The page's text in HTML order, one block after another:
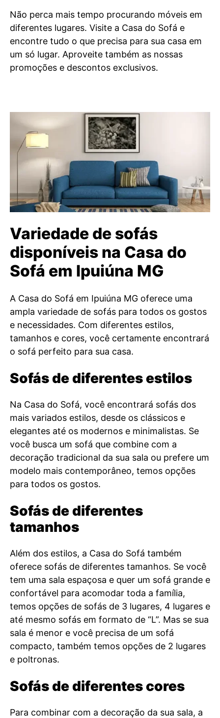
Não perca mais tempo procurando móveis em
diferentes lugares. Visite a Casa do Sofá e
encontre tudo o que precisa para sua casa em
um só lugar. Aproveite também as nossas
promoções e descontos exclusivos.
Variedade de sofás
disponíveis na Casa do
Sofá em Ipuiúna MG
A Casa do Sofá em Ipuiúna MG oferece uma
ampla variedade de sofás para todos os gostos
e necessidades. Com diferentes estilos,
tamanhos e cores, você certamente encontrará
o sofá perfeito para sua casa.
Sofás de diferentes estilos
Na Casa do Sofá, você encontrará sofás dos
mais variados estilos, desde os clássicos e
elegantes até os modernos e minimalistas. Se
você busca um sofá que combine com a
decoração tradicional da sua sala ou prefere um
modelo mais contemporâneo, temos opções
para todos os gostos.
Sofás de diferentes
tamanhos
Além dos estilos, a Casa do Sofá também
oferece sofás de diferentes tamanhos. Se você
tem uma sala espaçosa e quer um sofá grande e
confortável para acomodar toda a família,
temos opções de sofás de 3 lugares, 4 lugares e
até mesmo sofás em formato de “L”. Mas se sua
sala é menor e você precisa de um sofá
compacto, também temos opções de 2 lugares
e poltronas.
Sofás de diferentes cores
Para combinar com a decoração da sua sala, a